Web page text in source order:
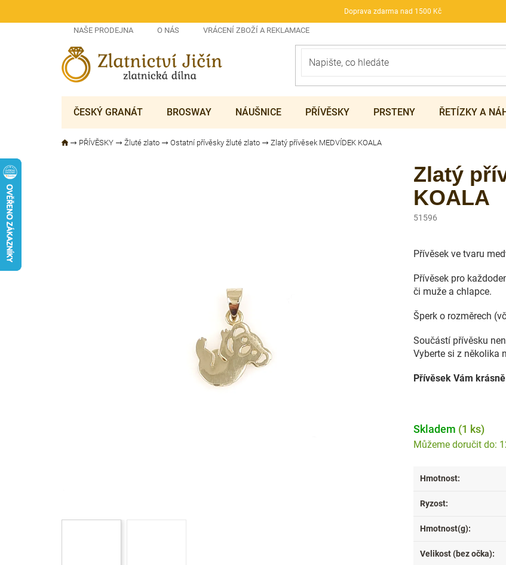
Doprava zdarma nad 1500 Kč
NAŠE PRODEJNA O NÁS VRÁCENÍ ZBOŽÍ A REKLAMACE
ČESKÝ GRANÁT BROSWAY NÁUŠNICE PŘÍVĚSKY PRSTENY ŘETÍZKY A
PŘÍVĚSKY Žluté zlato Ostatní přívěsky žluté zlato Zlatý přívěsek MEDVÍDEK KOALA
Přívěsek ve tvaru
Přívěsek pro
či muže a chlapce.
Šperk o rozměrech
Součástí přívěsku
Vyberte si z několika
Přívěsek Vám
Zlatý
KOALA
51596
Skladem (1 ks)
Hmotnost:
Ryzost:
Hmotnost(g):
Velikost (bez očka):